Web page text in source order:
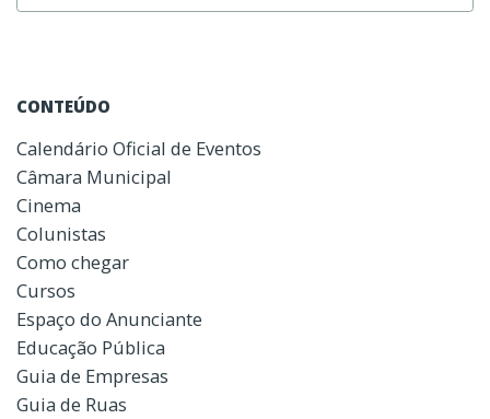
CONTEÚDO
Calendário Oficial de Eventos
Câmara Municipal
Cinema
Colunistas
Como chegar
Cursos
Espaço do Anunciante
Educação Pública
Guia de Empresas
Guia de Ruas